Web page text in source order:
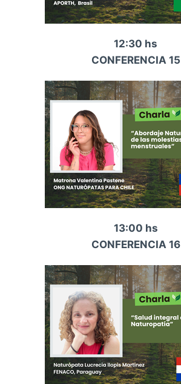
12:30 hs
CONFERENCIA 15
13:00 hs
CONFERENCIA 16